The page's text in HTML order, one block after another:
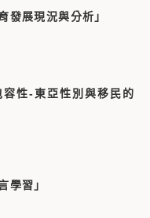
發展現況與分析」
性-東亞性別與移民的
學習」